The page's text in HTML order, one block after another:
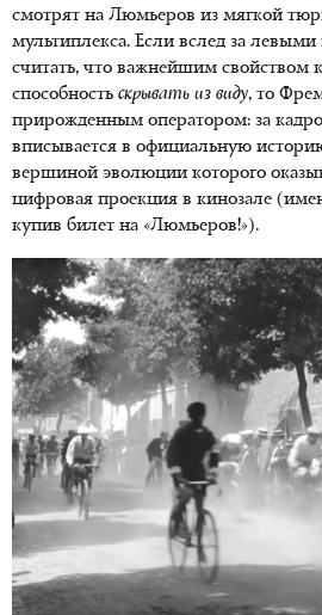
смотрят на Люмьеров из мягкой
мультиплекса. Если вслед за
считать, что важнейшим свойством
способность скрывать из виду, то
прирожденным оператором: за
вписывается в официальную
вершиной эволюции которого
цифровая проекция в кинозале
купив билет на «Люмьеров!»).